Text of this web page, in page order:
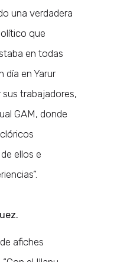
una verdadera
que
en todas
en Yarur
trabajadores,
GAM, donde
ellos e
afiches